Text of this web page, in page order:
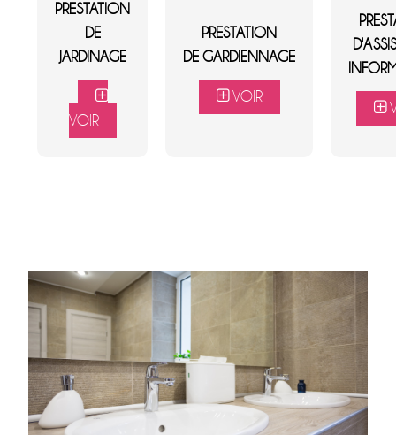
PRESTATION
DE
JARDINAGE
VOIR
PRESTATION
DE GARDIENNAGE
VOIR